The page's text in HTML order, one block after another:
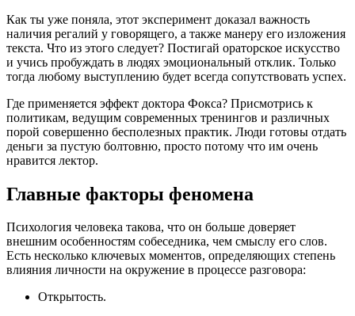
Как ты уже поняла, этот эксперимент доказал важность
наличия регалий у говорящего, а также манеру его изложения
текста. Что из этого следует? Постигай ораторское искусство
и учись пробуждать в людях эмоциональный отклик. Только
тогда любому выступлению будет всегда сопутствовать успех.
Где применяется эффект доктора Фокса? Присмотрись к
политикам, ведущим современных тренингов и различных
порой совершенно бесполезных практик. Люди готовы отдать
деньги за пустую болтовню, просто потому что им очень
нравится лектор.
Главные факторы феномена
Психология человека такова, что он больше доверяет
внешним особенностям собеседника, чем смыслу его слов.
Есть несколько ключевых моментов, определяющих степень
влияния личности на окружение в процессе разговора:
Открытость.